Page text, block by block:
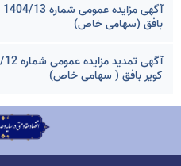
بافق (سهامی خاص)
کویر بافق ( سهامی خاص)